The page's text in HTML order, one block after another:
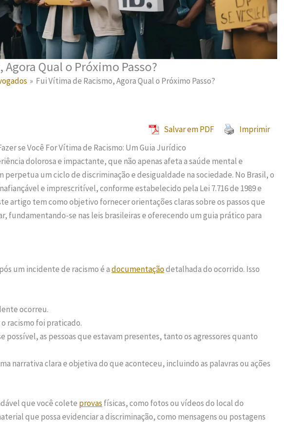
Qual o Próximo Passo?
Fui Vítima de Racismo, Agora Qual o Próximo Passo?
Salvar em PDF
Imprimir
se Você For Vítima de Racismo: Um Guia Jurídico
dolorosa e impactante, que não apenas afeta a saúde mental e
um ciclo de discriminação e desigualdade na sociedade. No Brasil, o
e imprescritível, conforme estabelecido pela Lei 7.716 de 1989 e
artigo tem como objetivo fornecer orientações claras sobre os passos que
fundamentando-se nas leis brasileiras e oferecendo um guia prático para
um incidente de racismo é adocumentaçãodetalhada do ocorrido. Isso
ocorreu.
racismo foi praticado.
possível, as pessoas que estavam presentes, tanto os agressores quanto
narrativa clara e objetiva do que aconteceu, incluindo as palavras ou ações
que você colete provas físicas, como fotos ou vídeos do local do
que possa evidenciar a discriminação, como mensagens ou postagens